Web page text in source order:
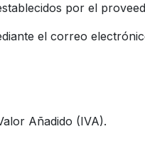
por el
el correo
Añadido (IVA).